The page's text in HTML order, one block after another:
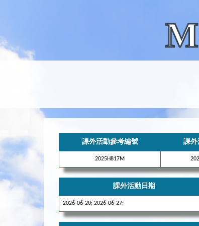
課外活動參考編號 課外
2025H817M
課外活動日期
2026-06-20; 2026-06-27;